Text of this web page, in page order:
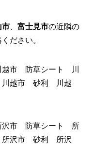
市 富士見市の近隣の
ださい。
市 防草シート 川
越市 砂利 川越
市 防草シート 所
沢市 砂利 所沢